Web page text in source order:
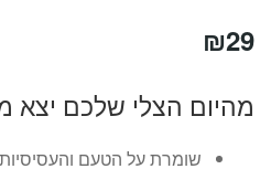
₪29
מהיום הצלי שלכם יצא
שומרת על הטעם